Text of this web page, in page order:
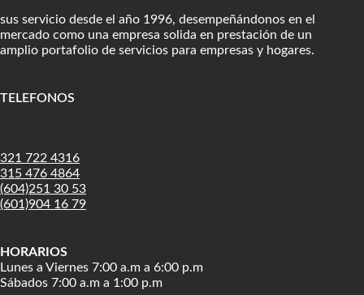
sus servicio desde el año 1996, desempeñándonos en el
mercado como una empresa solida en prestación de un
amplio portafolio de servicios para empresas y hogares.
TELEFONOS
321 722 4316
315 476 4864
(604)251 30 53
(601)904 16 79
HORARIOS
Lunes a Viernes 7:00 a.m a 6:00 p.m
Sábados 7:00 a.m a 1:00 p.m